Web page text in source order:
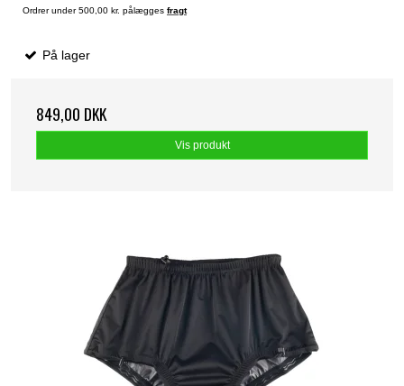
Ordrer under 500,00 kr. pålægges fragt
På lager
849,00 DKK
Vis produkt